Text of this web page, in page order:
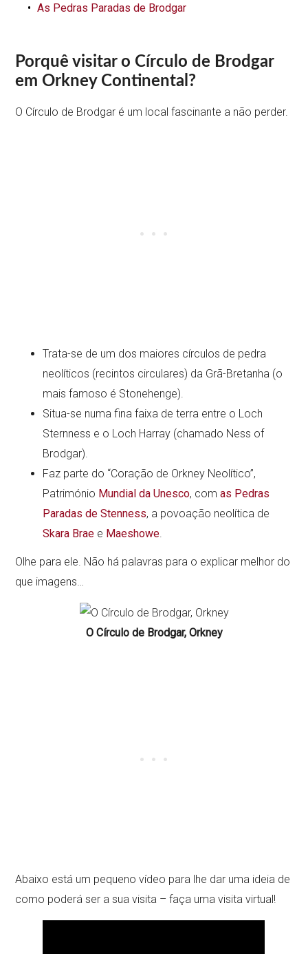
As Pedras Paradas de Brodgar
Porquê visitar o Círculo de Brodgar
em Orkney Continental?
O Círculo de Brodgar é um local fascinante a não perder.
Trata-se de um dos maiores círculos de pedra
neolíticos (recintos circulares) da Grã-Bretanha (o
mais famoso é Stonehenge).
Situa-se numa fina faixa de terra entre o Loch
Sternness e o Loch Harray (chamado Ness of
Brodgar).
Faz parte do “Coração de Orkney Neolítico”,
Património Mundial da Unesco, comas Pedras
Paradas de Stenness, a povoação neolítica de
Skara Brae e Maeshowe
Olhe para ele. Não há palavras para o explicar melhor do
que imagens…
O Círculo de Brodgar, Orkney
Abaixo está um pequeno vídeo para lhe dar uma ideia de
como poderá ser a sua visita – faça uma visita virtual!